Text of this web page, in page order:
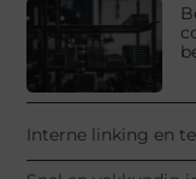
Interne linking en